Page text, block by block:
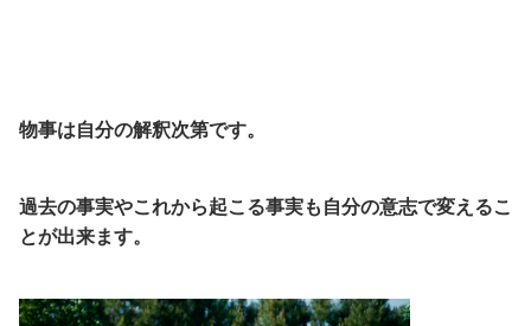
物事は自分の解釈次第です。
過去の事実やこれから起こる事実も自分の意志で変えるこ
とが出来ます。